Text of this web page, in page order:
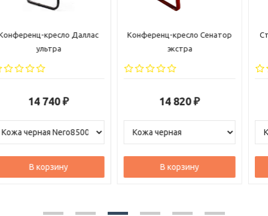
Конференц-кресло Сенатор
экстра
14 820
В корзину
Стул Граф Люкс (с утяжкой)
14 890
В корзину